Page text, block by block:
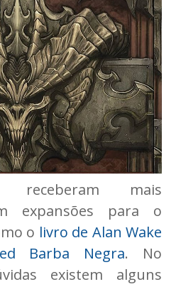
receberam mais
expansões para o
o livro de Alan Wake
Barba Negra. No
existem alguns